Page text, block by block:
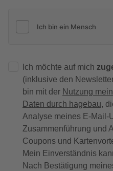
Ich möchte auf mich
(inklusive den
bin mit der Nutzung
Daten durch hagebau,
Analyse meines E-Mail-
Zusammenführung und
Coupons und
Mein Einverständnis
Nach Bestätigung